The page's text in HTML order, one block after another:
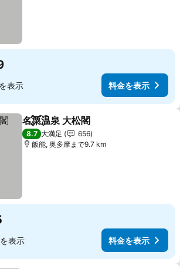
表示 料金を表示
シェアお気に入りに追加
名栗温泉 大松閣
8.7 大満足
656
飯能, 奥多摩まで9.7 km
表示 料金を表示